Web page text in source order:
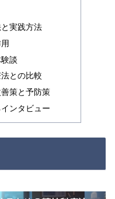
実践方法
談
との比較
策と予防策
ンタビュー